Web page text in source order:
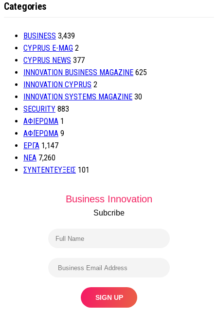
Categories
BUSINESS 3,439
CYPRUS E-MAG 2
CYPRUS NEWS 377
INNOVATION BUSINESS MAGAZINE 625
INNOVATION CYPRUS 2
INNOVATION SYSTEMS MAGAZINE 30
SECURITY 883
ΑΦΙΕΡΩΜΑ 1
ΑΦΙΈΡΩΜΑ 9
ΕΡΓΑ 1,147
ΝΕΑ 7,260
ΣΥΝΤΕΝΤΕΥΞΕΙΣ 101
Business Innovation
Subcribe